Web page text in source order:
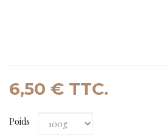
6,50 € TTC.
Poids